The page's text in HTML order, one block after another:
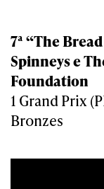
7ª “The
Spinneys e
Foundation
1 Grand Prix
Bronzes